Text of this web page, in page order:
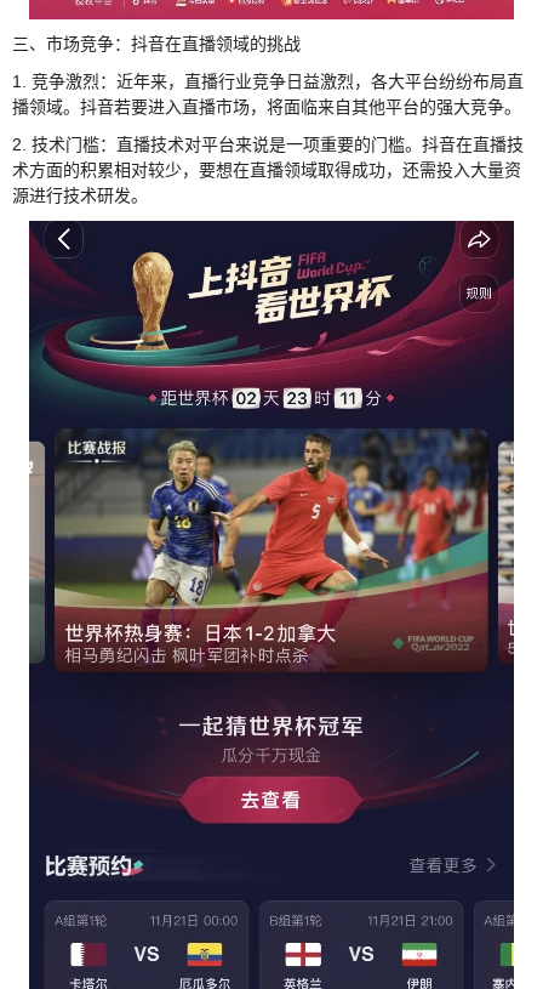
三、市场竞争：抖音在直播领域的挑战
1. 竞争激烈：近年来，直播行业竞争日益激烈，各大平台纷纷布局直
播领域。抖音若要进入直播市场，将面临来自其他平台的强大竞争。
2. 技术门槛：直播技术对平台来说是一项重要的门槛。抖音在直播技
术方面的积累相对较少，要想在直播领域取得成功，还需投入大量资
源进行技术研发。